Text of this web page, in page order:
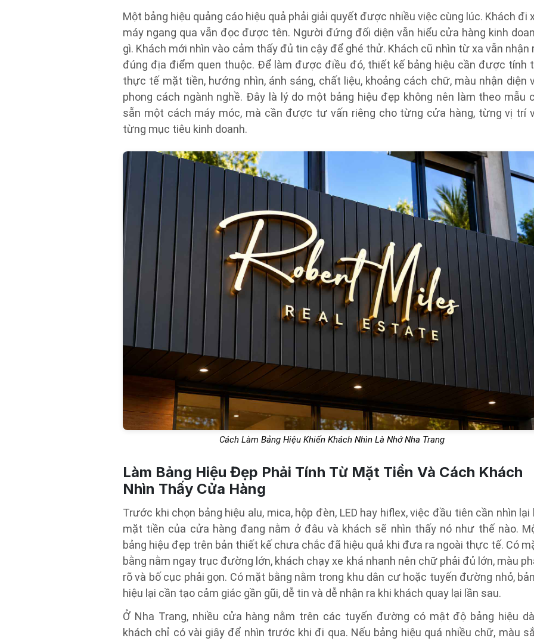
Một bảng hiệu quảng cáo hiệu quả phải giải quyết được nhiều việc cùng lúc. Khách đi
máy ngang qua vẫn đọc được tên. Người đứng đối diện vẫn hiểu cửa hàng kinh
gì. Khách mới nhìn vào cảm thấy đủ tin cậy để ghé thử. Khách cũ nhìn từ xa vẫn nhận
đúng địa điểm quen thuộc. Để làm được điều đó, thiết kế bảng hiệu cần được tính
thực tế mặt tiền, hướng nhìn, ánh sáng, chất liệu, khoảng cách chữ, màu nhận diện
phong cách ngành nghề. Đây là lý do một bảng hiệu đẹp không nên làm theo mẫu
sẵn một cách máy móc, mà cần được tư vấn riêng cho từng cửa hàng, từng vị trí
từng mục tiêu kinh doanh.
Cách Làm Bảng Hiệu Khiến Khách Nhìn Là Nhớ Nha Trang
Làm Bảng Hiệu Đẹp Phải Tính Từ Mặt Tiền Và Cách Khách
Nhìn Thấy Cửa Hàng
Trước khi chọn bảng hiệu alu, mica, hộp đèn, LED hay hiflex, việc đầu tiên cần nhìn lại
mặt tiền của cửa hàng đang nằm ở đâu và khách sẽ nhìn thấy nó như thế nào.
bảng hiệu đẹp trên bản thiết kế chưa chắc đã hiệu quả khi đưa ra ngoài thực tế. Có
bằng nằm ngay trục đường lớn, khách chạy xe khá nhanh nên chữ phải đủ lớn, màu
rõ và bố cục phải gọn. Có mặt bằng nằm trong khu dân cư hoặc tuyến đường nhỏ,
hiệu lại cần tạo cảm giác gần gũi, dễ tin và dễ nhận ra khi khách quay lại lần sau.
Ở Nha Trang, nhiều cửa hàng nằm trên các tuyến đường có mật độ bảng hiệu
khách chỉ có vài giây để nhìn trước khi đi qua. Nếu bảng hiệu quá nhiều chữ, màu